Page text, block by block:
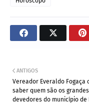
ANTIGOS
Vereador Everaldo Fogaça
saber quem são os grandes
devedores do município de